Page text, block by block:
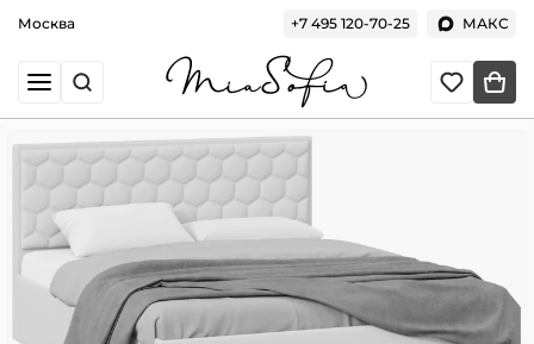
Москва +7 495 120-70-25 МАКС